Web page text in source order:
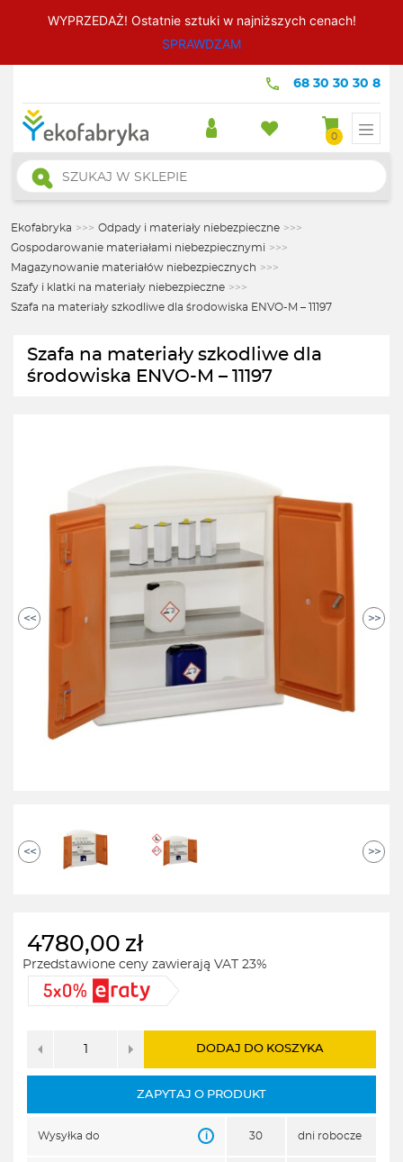
WYPRZEDAŻ! Ostatnie sztuki w najniższych cenach!
SPRAWDZAM
68 30 30 30 8
0
Wyszukiwarka
produktów
Ekofabryka >>> Odpady i materiały niebezpieczne >>>
Gospodarowanie materiałami niebezpiecznymi >>>
Magazynowanie materiałów niebezpiecznych >>>
Szafy i klatki na materiały niebezpieczne >>>
Szafa na materiały szkodliwe dla środowiska ENVO-M – 11197
Szafa na materiały szkodliwe dla
środowiska ENVO-M – 11197
<< >>
<< >>
4780,00 zł
Przedstawione ceny zawierają VAT 23%
DODAJ DO KOSZYKA
ZAPYTAJ O PRODUKT
Wysyłka do i 30 dni robocze